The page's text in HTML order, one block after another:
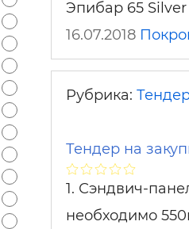
Эпибар 65
16.07.2018
Рубрика:
Тендер на
1. Сэндвич-
необходимо